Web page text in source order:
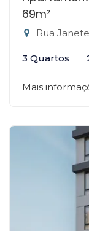
69m²
Rua Janete
3 Quartos
Mais